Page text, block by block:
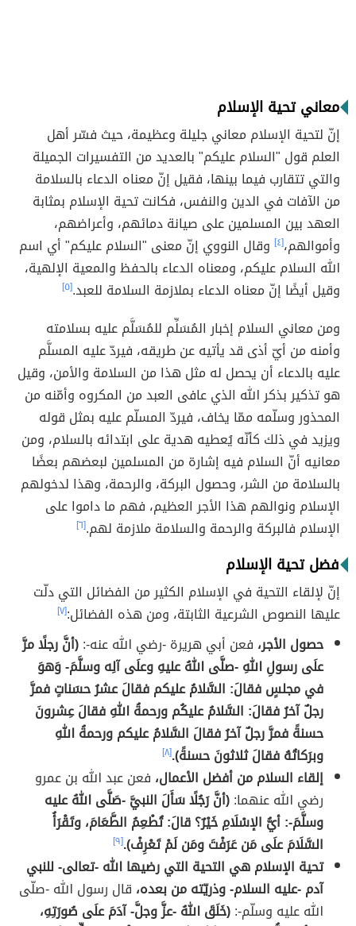
معاني تحية الإسلام
إنّ لتحية الإسلام معاني جليلة وعظيمة، حيث فسّر أهل
العلم قول "السلام عليكم" بالعديد من التفسيرات الجميلة
والتي تتقارب فيما بينها، فقيل إنّ معناه الدعاء بالسلامة
من الآفات في الدين والنفس، فكانت تحية الإسلام بمثابة
العهد بين المسلمين على صيانة دمائهم، وأعراضهم،
وأموالهم،[٤]
وقال النووي إنّ معنى "السلام عليكم" أي اسم
الله السلام عليكم، ومعناه الدعاء بالحفظ والمعية الإلهية،
وقيل أيضًا إنّ معناه الدعاء بملازمة السلامة للعبد.[٥]
ومن معاني السلام إخبار المُسَلِّم للمُسَلَّم عليه بسلامته
وأمنه من أيّ أذى قد يأتيه عن طريقه، فيردّ عليه المسلَّم
عليه بالدعاء أن يحصل له مثل هذا من السلامة والأمن، وقيل
هو تذكير بذكر الله الذي عافى العبد من المكروه وأمّنه من
المحذور وسلّمه ممّا يخاف، فيردّ المسلّم عليه بمثل قوله
ويزيد في ذلك كأنّه يُعطيه هدية على ابتدائه بالسلام، ومن
معانيه أنّ السلام فيه إشارة من المسلمين لبعضهم بعضًا
بالسلامة من الشر، وحصول البركة، والرحمة، وهذا لدخولهم
الإسلام ونوالهم هذا الأجر العظيم، فهم ما داموا على
الإسلام فالبركة والرحمة والسلامة ملازمة لهم.[٦]
فضل تحية الإسلام
إنّ لإلقاء التحية في الإسلام الكثير من الفضائل التي دلّت
عليها النصوص الشرعية الثابتة، ومن هذه الفضائل:[٧]
حصول الأجر، فعن أبي هريرة -رضي الله عنه-:(أنَّ رجلًا مرَّ
علَى رسولِ اللهِ -صلَّى اللهُ عليهِ وعلَى آلِه وسلَّمَ- وَهوَ
في مجلسٍ فقالَ: السَّلامُ عليكم فقالَ عشرُ حسَناتٍ فمرَّ
رجلٌ آخرُ فقالَ: السَّلامُ عليكُم ورحمةُ اللهِ فقالَ عِشرونَ
حسنةً فمرَّ رجلٌ آخرُ فقالَ السَّلامُ عليكم ورحمةُ اللهِ
وبرَكاتُهُ فقالَ ثلاثونَ حسنةً).[٨]
إلقاء السلام من أفضل الأعمال، فعن عبد الله بن عمرو
رضي الله عنهما:(أنَّ رَجُلًا سَأَلَ النبيَّ -صَلَّى اللهُ عليه
وسلَّمَ-: أيُّ الإسْلَامِ خَيْرٌ؟ قالَ: تُطْعِمُ الطَّعَامَ، وتَقْرَأُ
السَّلَامَ علَى مَن عَرَفْتَ ومَن لَمْ تَعْرِفْ).[٩]
تحية الإسلام هي التحية التي رضيها الله -تعالى- للنبي
آدم -عليه السلام- وذريّته من بعده، قال رسول الله -صلّى
الله عليه وسلّم-:(خَلَقَ اللهُ -عزَّ وجلَّ- آدَمَ علَى صُورَتِهِ،